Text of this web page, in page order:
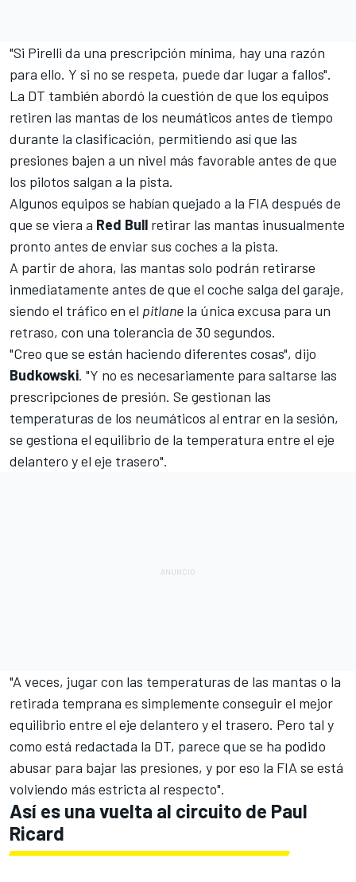
"Si Pirelli da una prescripción mínima, hay una razón
para ello. Y si no se respeta, puede dar lugar a fallos".
La DT también abordó la cuestión de que los equipos
retiren las mantas de los neumáticos antes de tiempo
durante la clasificación, permitiendo así que las
presiones bajen a un nivel más favorable antes de que
los pilotos salgan a la pista.
Algunos equipos se habían quejado a la FIA después de
que se viera a Red Bull retirar las mantas inusualmente
pronto antes de enviar sus coches a la pista.
A partir de ahora, las mantas solo podrán retirarse
inmediatamente antes de que el coche salga del garaje,
siendo el tráfico en el pitlane la única excusa para un
retraso, con una tolerancia de 30 segundos.
"Creo que se están haciendo diferentes cosas", dijo
Budkowski. "Y no es necesariamente para saltarse las
prescripciones de presión. Se gestionan las
temperaturas de los neumáticos al entrar en la sesión,
se gestiona el equilibrio de la temperatura entre el eje
delantero y el eje trasero".
"A veces, jugar con las temperaturas de las mantas o la
retirada temprana es simplemente conseguir el mejor
equilibrio entre el eje delantero y el trasero. Pero tal y
como está redactada la DT, parece que se ha podido
abusar para bajar las presiones, y por eso la FIA se está
volviendo más estricta al respecto".
Así es una vuelta al circuito de Paul
Ricard